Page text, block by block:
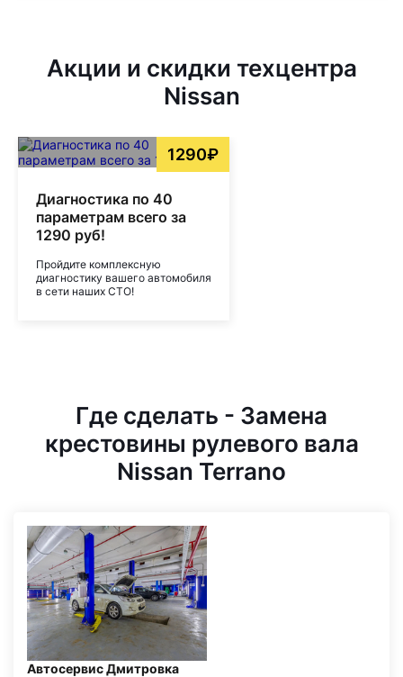
Акции и скидки техцентра
Nissan
1290₽
Диагностика по 40
параметрам всего за
1290 руб!
Пройдите комплексную
диагностику вашего автомобиля
в сети наших СТО!
Где сделать - Замена
крестовины рулевого вала
Nissan Terrano
Автосервис Дмитровка